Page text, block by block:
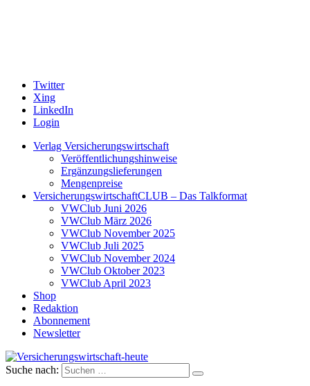
Twitter
Xing
LinkedIn
Login
Verlag Versicherungswirtschaft
Veröffentlichungshinweise
Ergänzungslieferungen
Mengenpreise
VersicherungswirtschaftCLUB – Das Talkformat
VWClub Juni 2026
VWClub März 2026
VWClub November 2025
VWClub Juli 2025
VWClub November 2024
VWClub Oktober 2023
VWClub April 2023
Shop
Redaktion
Abonnement
Newsletter
Versicherungswirtschaft-heute
Suche nach: